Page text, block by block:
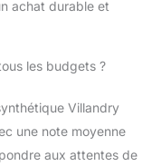
achat durable et
les budgets ?
Villandry
une note moyenne
aux attentes de